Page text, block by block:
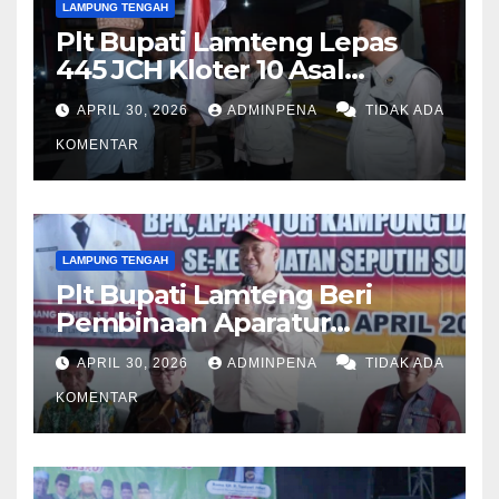
LAMPUNG TENGAH
Plt Bupati Lamteng Lepas
445 JCH Kloter 10 Asal
Lamteng
APRIL 30, 2026 ADMINPENA TIDAK ADA
KOMENTAR
LAMPUNG TENGAH
Plt Bupati Lamteng Beri
Pembinaan Aparatur
Kampung
APRIL 30, 2026 ADMINPENA TIDAK ADA
KOMENTAR